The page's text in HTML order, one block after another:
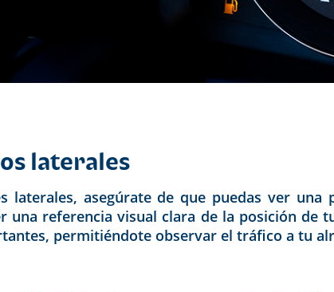
laterales
laterales, asegúrate de que puedas ver
una referencia visual clara de la posición
permitiéndote observar el tráfico a tu